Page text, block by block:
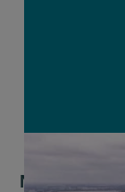
Nationale